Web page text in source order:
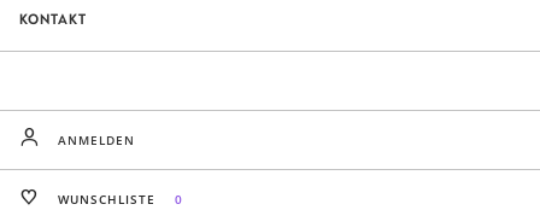
KONTAKT
ANMELDEN
WUNSCHLISTE 0